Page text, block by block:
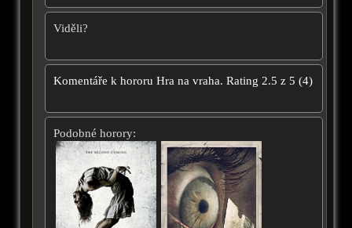
Viděli?
Komentáře k hororu Hra na vraha. Rating 2.5 z 5 (4)
Podobné horory: